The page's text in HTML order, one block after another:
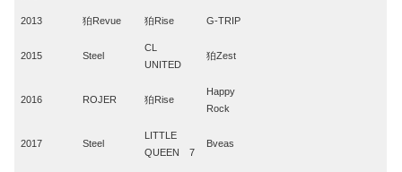
2013 狛Revue 狛Rise G-TRIP
2015 Steel
CL
UNITED
狛Zest
2016 ROJER 狛Rise
Happy
Rock
2017 Steel
LITTLE
QUEEN 7
Bveas